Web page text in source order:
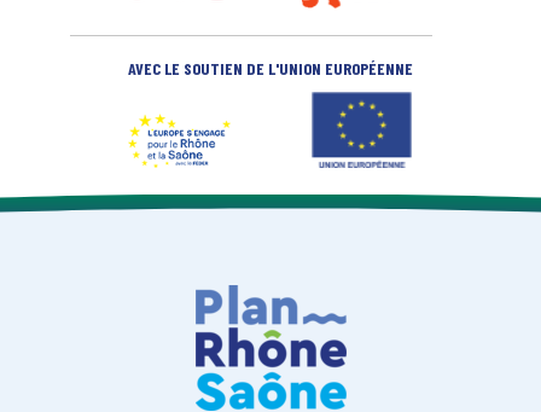
AVEC LE SOUTIEN DE L'UNION EUROPÉENNE